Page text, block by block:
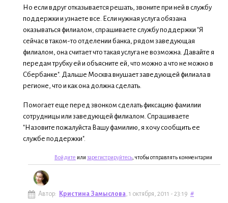
Но если вдруг отказывается решать, звоните при ней в службу
поддержки и узнаете все. Если нужная услуга обязана
оказываться филиалом, спрашиваете службу поддержки "Я
сейчас в таком-то отделении банка, рядом заведующая
филиалом, она считает что такая услуга не возможна. Давайте я
передам трубку ей и объясните ей, что можно а что не можно в
Сбербанке". Дальше Москва внушает заведующей филиала в
регионе, что и как она должна сделать.
Помогает еще перед звонком сделать фиксацию фамилии
сотрудницы или заведующей филиалом. Спрашиваете
"Назовите пожалуйста Вашу фамилию, я хочу сообщить ее
службе поддержки".
Войдите или зарегистрируйтесь , чтобы отправлять комментарии
Автор: Кристина Замыслова, 1 октября, 2011 - 23:19 #